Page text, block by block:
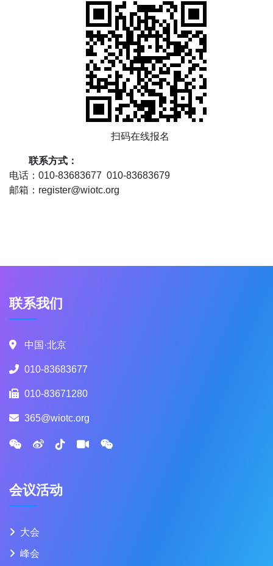
扫码在线报名
联系方式：
电话：010-83683677 010-83683679
邮箱：register@wiotc.org
联系我们
中国·北京
010-83683677
010-83671280
365@wiotc.org
会议活动
大会
峰会